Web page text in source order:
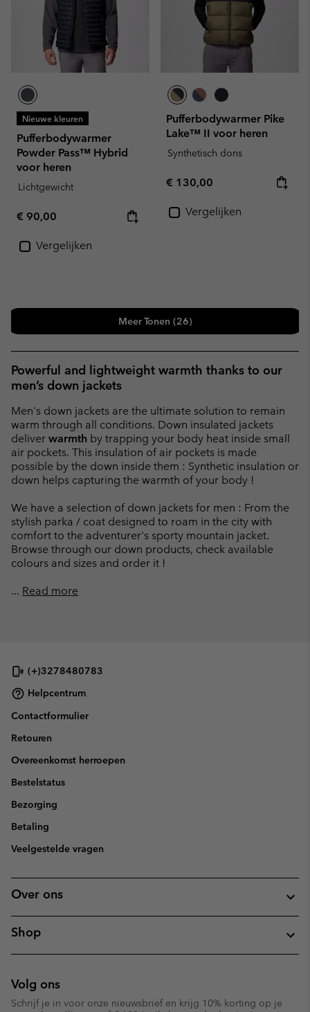
Nieuwe kleuren
Pufferbodywarmer
Powder Pass™ Hybrid
voor heren
Lichtgewicht
Regular price:
€ 90,00
Vergelijken
Pufferbodywarmer Pike
Lake™ II voor heren
Synthetisch dons
Regular price:
€ 130,00
Vergelijken
Meer Tonen (26)
Powerful and lightweight warmth thanks to our
men’s down jackets
Men's down jackets are the ultimate solution to remain
warm through all conditions. Down insulated jackets
deliver warmth by trapping your body heat inside small
air pockets. This insulation of air pockets is made
possible by the down inside them : Synthetic insulation or
down helps capturing the warmth of your body !
We have a selection of down jackets for men : From the
stylish parka / coat designed to roam in the city with
comfort to the adventurer's sporty mountain jacket.
Browse through our down products, check available
colours and sizes and order it !
... Read more
(+)3278480783
Helpcentrum
Contactformulier
Retouren
Overeenkomst herroepen
Bestelstatus
Bezorging
Betaling
Veelgestelde vragen
Over ons
Shop
Volg ons
Schrijf je in voor onze nieuwsbrief en krijg 10% korting op je